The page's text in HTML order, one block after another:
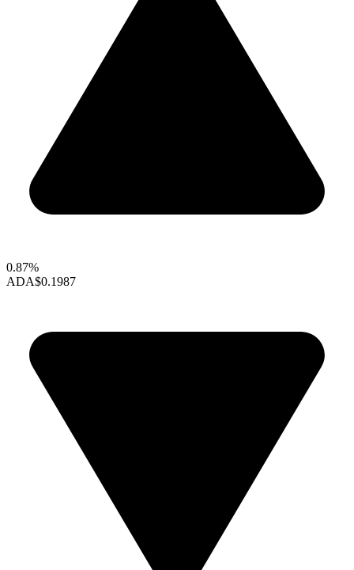
0.87%
ADA$0.1987